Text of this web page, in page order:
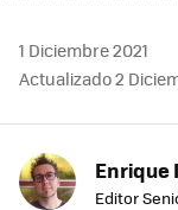
1 Diciembre 2021
Actualizado 2
Enrique
Editor